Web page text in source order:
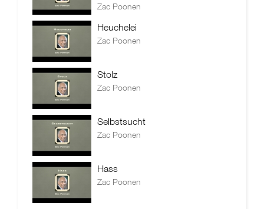
Zac Poonen
Heuchelei
Zac Poonen
Stolz
Zac Poonen
Selbstsucht
Zac Poonen
Hass
Zac Poonen